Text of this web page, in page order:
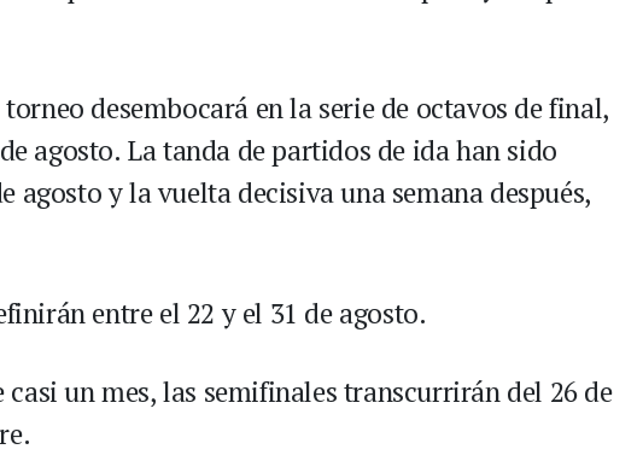
desembocará en la serie de octavos de final,
agosto. La tanda de partidos de ida han sido
agosto y la vuelta decisiva una semana después,
entre el 22 y el 31 de agosto.
casi un mes, las semifinales transcurrirán del 26 de